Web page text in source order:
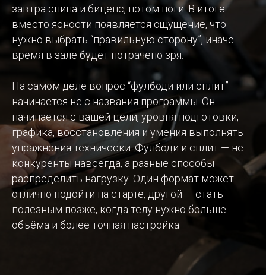
завтра спина и бицепс, потом ноги. В итоге
вместо ясности появляется ощущение, что
нужно выбрать “правильную сторону”, иначе
время в зале будет потрачено зря.
На самом деле вопрос “фулбоди или сплит”
начинается не с названия программы. Он
начинается с вашей цели, уровня подготовки,
графика, восстановления и умения выполнять
упражнения технически. Фулбоди и сплит — не
конкуренты навсегда, а разные способы
распределить нагрузку. Один формат может
отлично подойти на старте, другой — стать
полезным позже, когда телу нужно больше
объёма и более точная настройка.